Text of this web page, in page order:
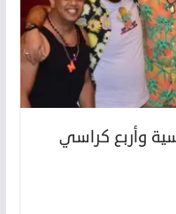
وأربع كراسي